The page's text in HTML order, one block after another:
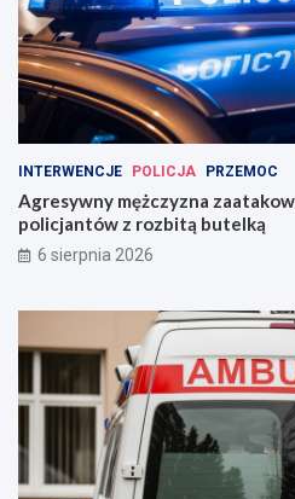
INTERWENCJE POLICJA PRZEMOC
Agresywny mężczyzna
policjantów z rozbitą butelką
6 sierpnia 2026